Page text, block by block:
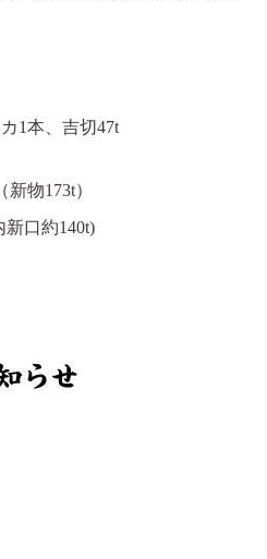
1本、吉切47t
物173t）
新口約140t)
シー